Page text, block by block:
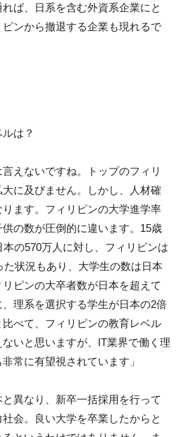
ば、日系を含む外資系企業にと
ンから撤退する企業も現れるで
は？
言えないですね。トップのフィリ
に及びません。しかし、人材確
ます。フィリピンの大学進学率
の数が圧倒的に違います。15歳
の570万人に対し、フィリピンは
状況もあり、大学生の数は日本
ピンの大卒者数が日本を超えて
理系を選択する学生が日本の2倍
べて、フィリピンの教育レベル
いと思いますが、IT業界で働く理
常に有望視されています」
と異なり、新卒一括採用を行って
会。良い大学を卒業したからと